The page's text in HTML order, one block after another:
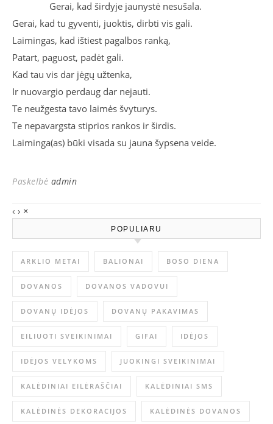
Gerai, kad širdyje jaunystė nesušala.
Gerai, kad tu gyventi, juoktis, dirbti vis gali.
Laimingas, kad ištiest pagalbos ranką,
Patart, paguost, padėt gali.
Kad tau vis dar jėgų užtenka,
Ir nuovargio perdaug dar nejauti.
Te neužgesta tavo laimės švyturys.
Te nepavargsta stiprios rankos ir širdis.
Laiminga(as) būki visada su jauna šypsena veide.
Paskelbė admin
‹ › ×
POPULIARU
ARKLIO METAI BALIONAI BOSO DIENA
DOVANOS DOVANOS VADOVUI
DOVANŲ IDĖJOS DOVANŲ PAKAVIMAS
EILIUOTI SVEIKINIMAI GIFAI IDĖJOS
IDĖJOS VELYKOMS JUOKINGI SVEIKINIMAI
KALĖDINIAI EILĖRAŠČIAI KALĖDINIAI SMS
KALĖDINĖS DEKORACIJOS KALĖDINĖS DOVANOS